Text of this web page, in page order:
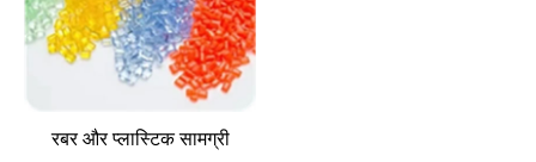
रबर और प्लास्टिक सामग्री